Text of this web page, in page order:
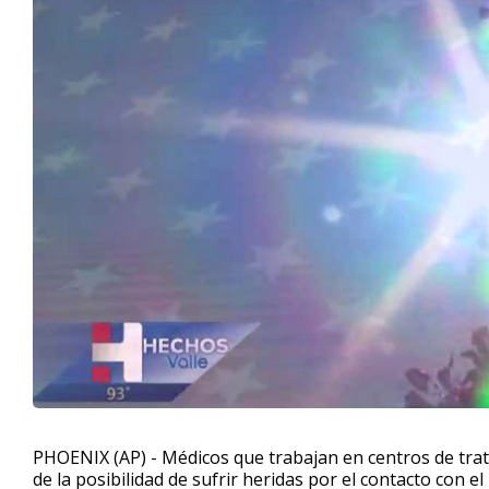
PHOENIX (AP) - Médicos que trabajan en centros de
de la posibilidad de sufrir heridas por el contacto con